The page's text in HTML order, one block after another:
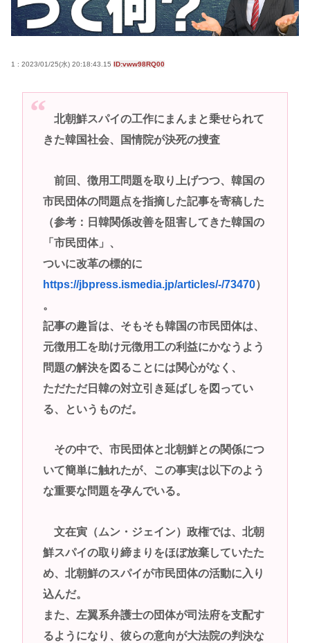
高市早苗さん、憧れのバンドを官邸に招き、自身の
サイン入りドラム・スティックをプレゼントw
かされる「女神の加護を受けしママのサーガ」3巻 今
ポケカ資産が100万円超えた男の子www
まれるの？
Powered by livedoor 相互RSS
1 : 2023/01/25(水) 20:18:43.15 ID:vww98RQ00
北朝鮮スパイの工作にまんまと乗せられて
きた韓国社会、国情院が決死の捜査
前回、徴用工問題を取り上げつつ、韓国の
市民団体の問題点を指摘した記事を寄稿した
（参考：日韓関係改善を阻害してきた韓国の
「市民団体」、
ついに改革の標的に
https://jbpress.ismedia.jp/articles/-/73470）
。
記事の趣旨は、そもそも韓国の市民団体は、
元徴用工を助け元徴用工の利益にかなうよう
問題の解決を図ることには関心がなく、
ただただ日韓の対立引き延ばしを図ってい
る、というものだ。
その中で、市民団体と北朝鮮との関係につ
いて簡単に触れたが、この事実は以下のよう
な重要な問題を孕んでいる。
文在寅（ムン・ジェイン）政権では、北朝
鮮スパイの取り締まりをほぼ放棄していたた
め、北朝鮮のスパイが市民団体の活動に入り
込んだ。
また、左翼系弁護士の団体が司法府を支配す
るようになり、彼らの意向が大法院の判決な